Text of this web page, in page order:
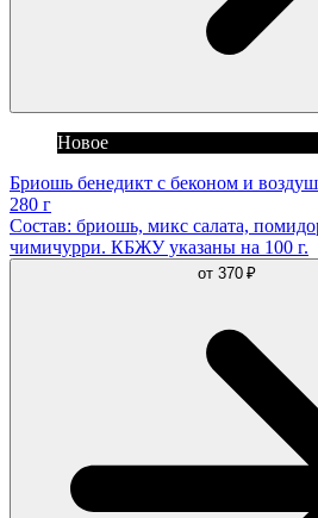
Новое
Бриошь бенедикт с беконом и
280 г
Состав: бриошь, микс салата,
чимичурри. КБЖУ указаны на 100 г.
от 370 ₽